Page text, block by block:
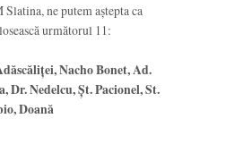
ne putem aștepta ca
următorul 11:
Nacho Bonet, Ad.
Dr. Nedelcu, Șt. Pacionel, St.
Doană